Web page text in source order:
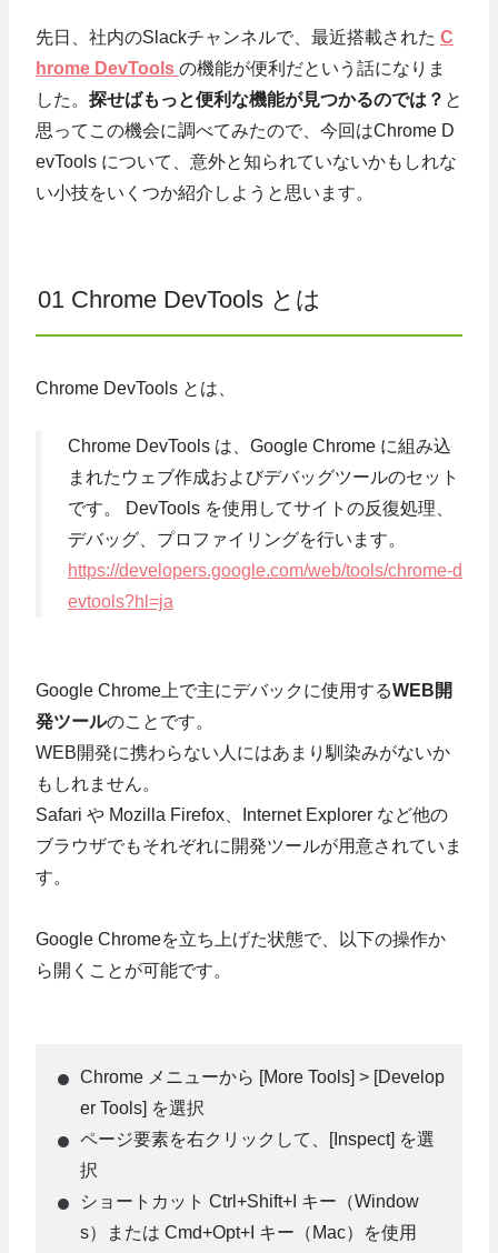
先日、社内のSlackチャンネルで、最近搭載された C
hrome DevTools の機能が便利だという話になりま
した。 探せばもっと便利な機能が見つかるのでは？ と
思ってこの機会に調べてみたので、今回はChrome D
evTools について、意外と知られていないかもしれな
い小技をいくつか紹介しようと思います。
01 Chrome DevTools とは
Chrome DevTools とは、
Chrome DevTools は、Google Chrome に組み込
まれたウェブ作成およびデバッグツールのセット
です。 DevTools を使用してサイトの反復処理、
デバッグ、プロファイリングを行います。
https://developers.google.com/web/tools/chrome-d
evtools?hl=ja
Google Chrome上で主にデバックに使用するWEB開
発ツールのことです。
WEB開発に携わらない人にはあまり馴染みがないか
もしれません。
Safari や Mozilla Firefox、Internet Explorer など他の
ブラウザでもそれぞれに開発ツールが用意されていま
す。
Google Chromeを立ち上げた状態で、以下の操作か
ら開くことが可能です。
Chrome メニューから [More Tools] > [Develop
er Tools] を選択
ページ要素を右クリックして、[Inspect] を選
択
ショートカット Ctrl+Shift+I キー（Window
s）または Cmd+Opt+I キー（Mac）を使用